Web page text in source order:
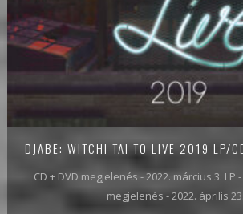
DJABE: WITCHI TAI TO LIVE 2019 LP/
CD + DVD megjelenés - 2022. március 3. LP
megjelenés - 2022. április